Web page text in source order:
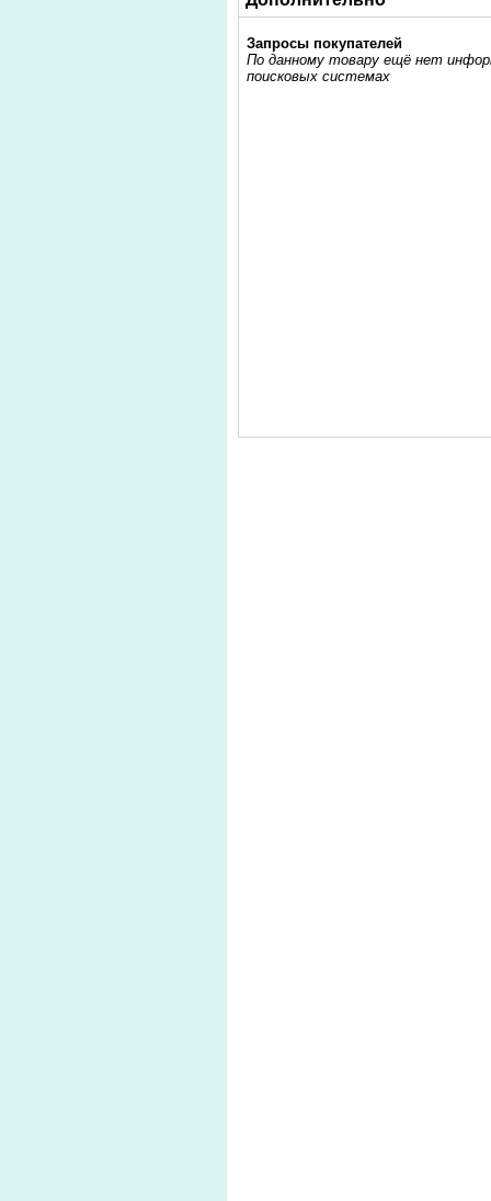
Запросы покупателей
По данному товару ещё нет
поисковых системах